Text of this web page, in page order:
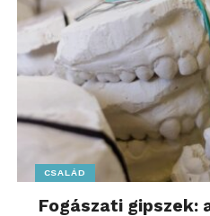
CSALÁD
Fogászati gipszek: